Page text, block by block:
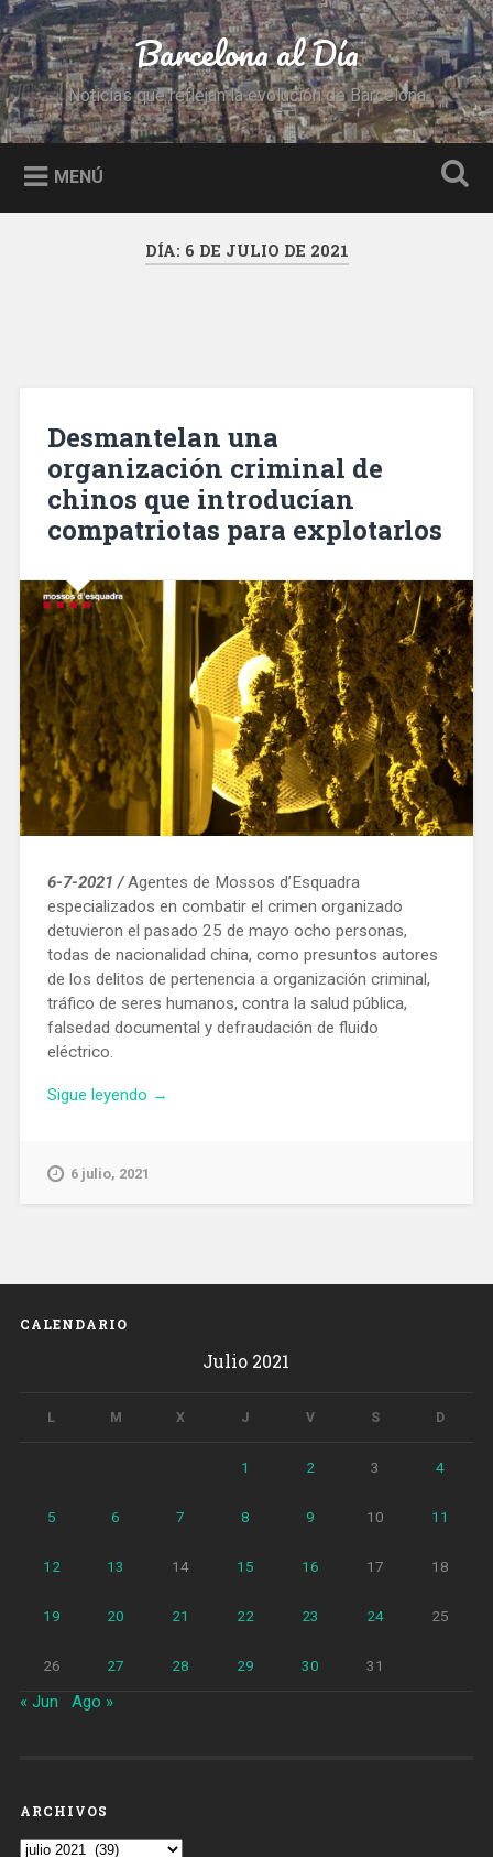
Saltar
al
contenido
Buscar Barcelona al Día
Noticias que reflejan la evolución de Barcelona
MENÚ
DÍA: 6 DE JULIO DE 2021
Desmantelan una
organización criminal de
chinos que introducían
compatriotas para explotarlos
6-7-2021 / Agentes de Mossos d’Esquadra
especializados en combatir el crimen organizado
detuvieron el pasado 25 de mayo ocho personas,
todas de nacionalidad china, como presuntos autores
de los delitos de pertenencia a organización criminal,
tráfico de seres humanos, contra la salud pública,
falsedad documental y defraudación de fluido
eléctrico.
Sigue leyendo «Desmantelan
compatriotas
→
6 julio, 2021
CALENDARIO
Julio 2021
L M X J V S D
1 2 3 4
5 6 7 8 9 10 11
12 13 14 15 16 17 18
19 20 21 22 23 24 25
26 27 28 29 30 31
« Jun Ago »
ARCHIVOS
Archivos